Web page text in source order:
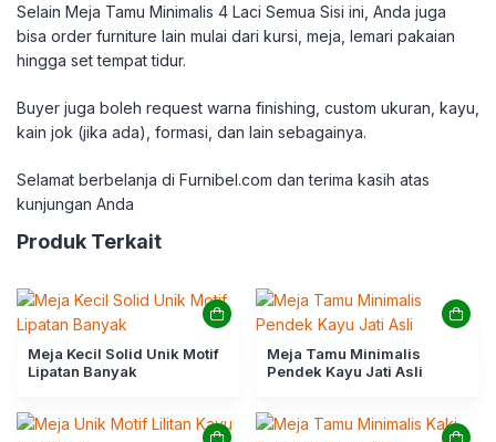
Selain Meja Tamu Minimalis 4 Laci Semua Sisi ini, Anda juga
bisa order furniture lain mulai dari kursi, meja, lemari pakaian
hingga set tempat tidur.
Buyer juga boleh request warna finishing, custom ukuran, kayu,
kain jok (jika ada), formasi, dan lain sebagainya.
Selamat berbelanja di Furnibel.com dan terima kasih atas
kunjungan Anda
Produk Terkait
Meja Kecil Solid Unik Motif
Lipatan Banyak
Meja Tamu Minimalis
Pendek Kayu Jati Asli